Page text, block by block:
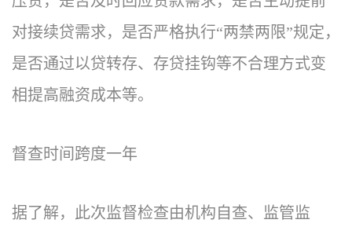
对接续贷需求，是否严格执行“两禁两限”规定，
是否通过以贷转存、存贷挂钩等不合理方式变
相提高融资成本等。
督查时间跨度一年
据了解，此次监督检查由机构自查、监管监